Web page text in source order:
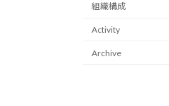
組織構成
Activity
Archive